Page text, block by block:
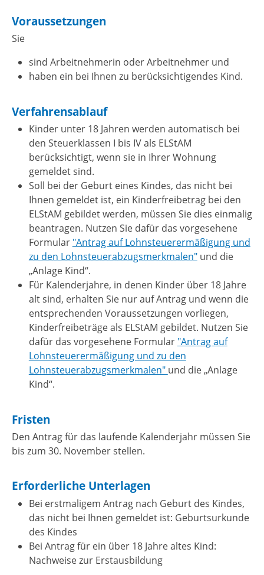
Voraussetzungen
Sie
sind Arbeitnehmerin oder Arbeitnehmer und
haben ein bei Ihnen zu berücksichtigendes Kind.
Verfahrensablauf
Kinder unter 18 Jahren werden automatisch bei
den Steuerklassen I bis IV als ELStAM
berücksichtigt, wenn sie in Ihrer Wohnung
gemeldet sind.
Soll bei der Geburt eines Kindes, das nicht bei
Ihnen gemeldet ist, ein Kinderfreibetrag bei den
ELStAM gebildet werden, müssen Sie dies einmalig
beantragen. Nutzen Sie dafür das vorgesehene
Formular "Antrag auf Lohnsteuerermäßigung und
zu den Lohnsteuerabzugsmerkmalen"und die
„Anlage Kind“.
Für Kalenderjahre, in denen Kinder über 18 Jahre
alt sind, erhalten Sie nur auf Antrag und wenn die
entsprechenden Voraussetzungen vorliegen,
Kinderfreibeträge als ELStAM gebildet. Nutzen Sie
dafür das vorgesehene Formular "Antrag auf
Lohnsteuerermäßigung und zu den
Lohnsteuerabzugsmerkmalen" und die „Anlage
Kind“.
Fristen
Den Antrag für das laufende Kalenderjahr müssen Sie
bis zum 30. November stellen.
Erforderliche Unterlagen
Bei erstmaligem Antrag nach Geburt des Kindes,
das nicht bei Ihnen gemeldet ist: Geburtsurkunde
des Kindes
Bei Antrag für ein über 18 Jahre altes Kind:
Nachweise zur Erstausbildung